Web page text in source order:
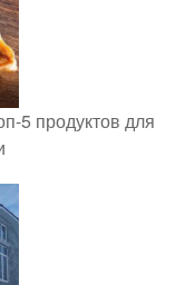
5 продуктов для